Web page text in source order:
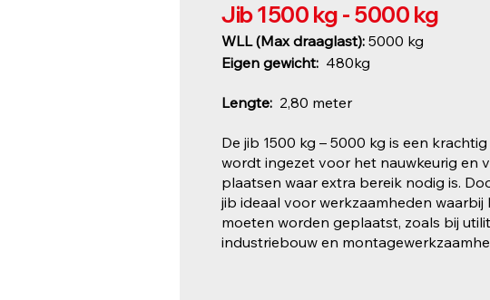
Jib 1500 kg - 5000 kg
WLL (Max draaglast): 5000 kg
Eigen gewicht: 480kg
Lengte: 2,80 meter
De jib 1500 kg – 5000 kg is een
wordt ingezet voor het nauwkeurig en
plaatsen waar extra bereik nodig is.
jib ideaal voor werkzaamheden
moeten worden geplaatst, zoals bij
industriebouw en